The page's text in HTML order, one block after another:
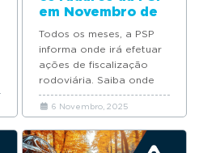
em Novembro de
2025
Todos os meses, a PSP
informa onde irá efetuar
ações de fiscalização
rodoviária. Saiba onde
estão os radares da PSP
em Novembro de...
6 Novembro, 2025